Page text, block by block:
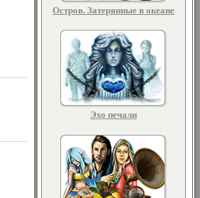
Остров. Затерянные в океане
Эхо печали